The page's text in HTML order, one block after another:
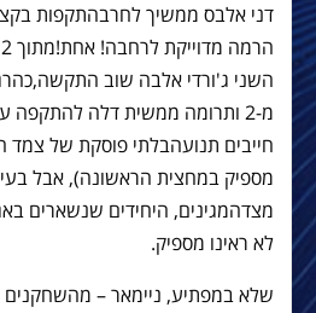
דני אלבס ממשיךלחרבהתקפות
הרמה מדוייקתלרחבה! אחת!מתוך
השני ג'ורדי אלבה שוב התקשה,
מ-2 ותרומה ממשיתדלה להתקפה
חייבים תנועהבלתי פוסקת של צמד
מספיק במחצית הראשונה), אבל
מצדהמגינים, היחידים שנשארים
לא ראינו מספיק.
שלאבמפתיע, ניימאר– מהשחקנים